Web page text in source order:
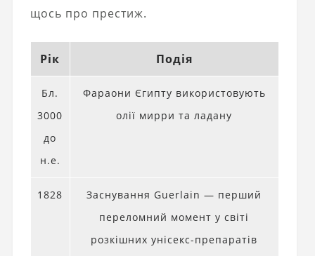
щось про престиж.
Рік Подія
Бл.
3000
до
н.е.
Фараони Єгипту використовують
олії мирри та ладану
1828
Заснування Guerlain — перший
переломний момент у світі
розкішних унісекс-препаратів